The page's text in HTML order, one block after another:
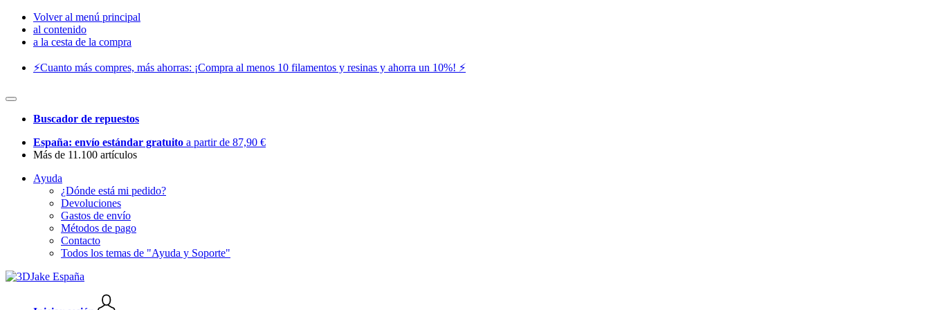
Volver al menú principal
al contenido
a la cesta de la compra
⚡️Cuanto más compres, más ahorras: ¡Compra al menos 10 filamentos y resinas y ahorra un 10%! ⚡️
Buscador de repuestos
España: envío estándar gratuito a partir de 87,90 €
Más de 11.100 artículos
Ayuda
¿Dónde está mi pedido?
Devoluciones
Gastos de envío
Métodos de pago
Contacto
Todos los temas de "Ayuda y Soporte"